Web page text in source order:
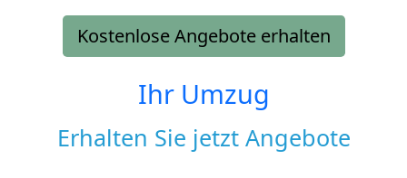
Kostenlose Angebote erhalten
Ihr Umzug
Erhalten Sie jetzt Angebote